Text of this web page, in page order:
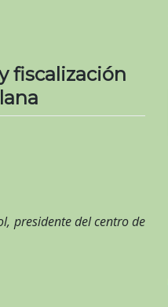
fiscalización
presidente del centro de